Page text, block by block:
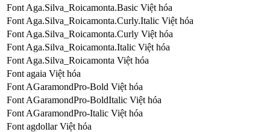
Font Aga.Silva_Roicamonta.Basic Việt hóa
Font Aga.Silva_Roicamonta.Curly.Italic Việt hóa
Font Aga.Silva_Roicamonta.Curly Việt hóa
Font Aga.Silva_Roicamonta.Italic Việt hóa
Font Aga.Silva_Roicamonta Việt hóa
Font agaia Việt hóa
Font AGaramondPro-Bold Việt hóa
Font AGaramondPro-BoldItalic Việt hóa
Font AGaramondPro-Italic Việt hóa
Font agdollar Việt hóa